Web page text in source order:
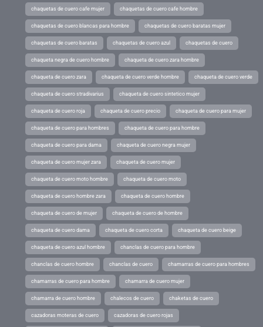
chaquetas de cuero cafe mujer chaquetas de cuero cafe hombre
chaquetas de cuero blancas para hombre chaquetas de cuero baratas mujer
chaquetas de cuero baratas chaquetas de cuero azul chaquetas de cuero
chaqueta negra de cuero hombre chaqueta de cuero zara hombre
chaqueta de cuero zara chaqueta de cuero verde hombre chaqueta de cuero verde
chaqueta de cuero stradivarius chaqueta de cuero sintetico mujer
chaqueta de cuero roja chaqueta de cuero precio chaqueta de cuero para mujer
chaqueta de cuero para hombres chaqueta de cuero para hombre
chaqueta de cuero para dama chaqueta de cuero negra mujer
chaqueta de cuero mujer zara chaqueta de cuero mujer
chaqueta de cuero moto hombre chaqueta de cuero moto
chaqueta de cuero hombre zara chaqueta de cuero hombre
chaqueta de cuero de mujer chaqueta de cuero de hombre
chaqueta de cuero dama chaqueta de cuero corta chaqueta de cuero beige
chaqueta de cuero azul hombre chanclas de cuero para hombre
chanclas de cuero hombre chanclas de cuero chamarras de cuero para hombres
chamarras de cuero para hombre chamarra de cuero mujer
chamarra de cuero hombre chalecos de cuero chaketas de cuero
cazadoras moteras de cuero cazadoras de cuero rojas